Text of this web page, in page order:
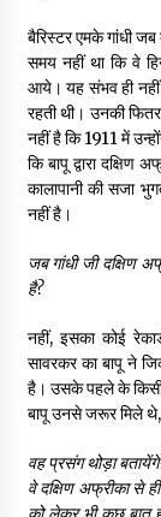
बैरिस्टर एमके गांधी
समय नहीं था कि वे
आये। यह संभव ही नहीं
रहती थी। उनकी
नहीं है कि 1911 में
कि बापू द्वारा
कालापानी की सजा
नहीं है।
जब गांधी जी दक्षिण
है?
नहीं, इसका कोई
सावरकर का बापू ने
है। उसके पहले के किसी
बापू उनसे जरूर मिले थे,
वह प्रसंग थोड़ा बतायेंगे
वे दक्षिण अफ्रीका से